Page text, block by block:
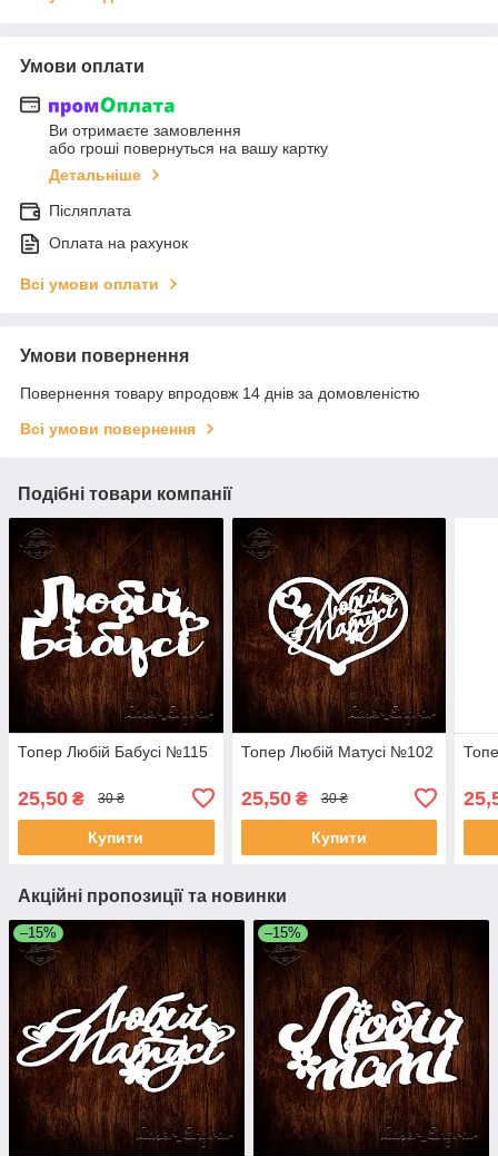
Умови оплати
Ви отримаєте замовлення
або гроші повернуться на вашу картку
Детальніше
Післяплата
Оплата на рахунок
Всі умови оплати
Умови повернення
Повернення товару впродовж 14 днів за домовленістю
Всі умови повернення
Подібні товари компанії
Топер Любій Бабусі №115
25,50 ₴ 30 ₴
Купити
Топер Любій Матусі №102
25,50₴ 30 ₴
Купити
Акційні пропозиції та новинки
–15% –15%